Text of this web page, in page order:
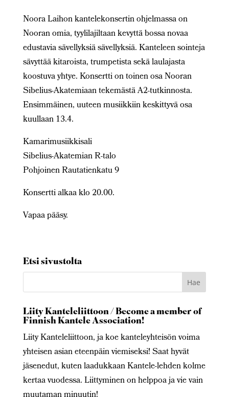
Noora Laihon kantelekonsertin ohjelmassa on
Nooran omia, tyylilajiltaan kevyttä bossa novaa
edustavia sävellyksiä sävellyksiä. Kanteleen sointeja
sävyttää kitaroista, trumpetista sekä laulajasta
koostuva yhtye. Konsertti on toinen osa Nooran
Sibelius-Akatemiaan tekemästä A2-tutkinnosta.
Ensimmäinen, uuteen musiikkiin keskittyvä osa
kuullaan 13.4.
Kamarimusiikkisali
Sibelius-Akatemian R-talo
Pohjoinen Rautatienkatu 9
Konsertti alkaa klo 20.00.
Vapaa pääsy.
Etsi sivustolta
Liity Kanteleliittoon / Become a member of
Finnish Kantele Association!
Liity Kanteleliittoon, ja koe kanteleyhteisön voima
yhteisen asian eteenpäin viemiseksi! Saat hyvät
jäsenedut, kuten laadukkaan Kantele-lehden kolme
kertaa vuodessa. Liittyminen on helppoa ja vie vain